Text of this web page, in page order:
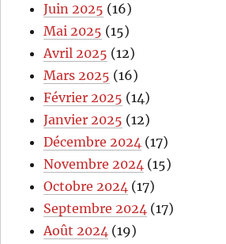
Juin 2025 (16)
Mai 2025 (15)
Avril 2025 (12)
Mars 2025 (16)
Février 2025 (14)
Janvier 2025 (12)
Décembre 2024 (17)
Novembre 2024 (15)
Octobre 2024 (17)
Septembre 2024 (17)
Août 2024 (19)